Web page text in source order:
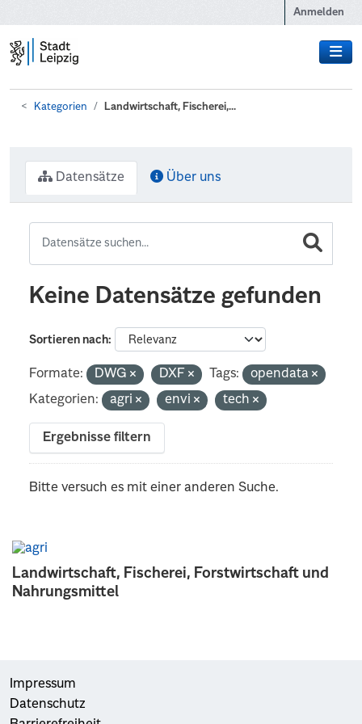
Anmelden
Kategorien Landwirtschaft, Fischerei,...
Landwirtschaft, Fischerei, Forstwirtschaft und
Nahrungsmittel
Datensätze Über uns
Keine Datensätze gefunden
Sortieren nach
Formate: DWG DXF Tags:
opendata
Kategorien:
agri envi tech
Ergebnisse filtern
Bitte versuch es mit einer anderen Suche.
Impressum
Datenschutz